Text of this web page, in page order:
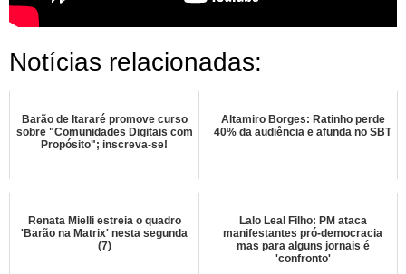
Notícias relacionadas:
Barão de Itararé promove curso
sobre "Comunidades Digitais com
Propósito"; inscreva-se!
Altamiro Borges: Ratinho perde
40% da audiência e afunda no SBT
Renata Mielli estreia o quadro
'Barão na Matrix' nesta segunda
(7)
Lalo Leal Filho: PM ataca
manifestantes pró-democracia
mas para alguns jornais é
'confronto'